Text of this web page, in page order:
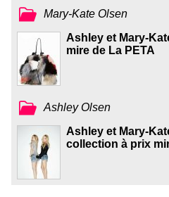
Mary-Kate Olsen
Ashley et Mary-
mire de La PETA
Ashley Olsen
Ashley et Mary-
collection à prix